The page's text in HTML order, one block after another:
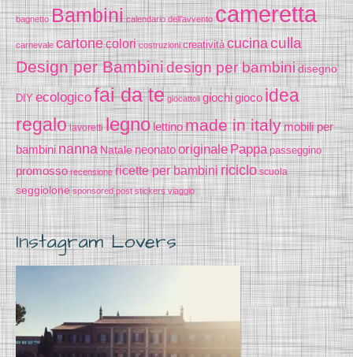
bagnetto Bambini calendario dell'avvento cameretta
carnevale cartonecolori costruzioni creatività cucinaculla
Design per Bambinidesign per bambinidisegno
DIY ecologicofai da te giocattoli giochigioco idea
regalo lavoretti legno lettinomade in italymobili per
bambininannaNataleneonatooriginale Pappa passeggino
promosso recensione ricette per bambini riciclo scuola
seggiolone sponsored post stickers viaggio
Instagram Lovers